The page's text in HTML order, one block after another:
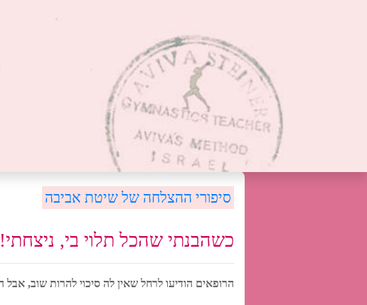
סיפורי ההצלחה של שיטת אביבה
כשהבנתי שהכל תלוי בי, ניצחתי!
הרופאים הודיעו לרחל שאין לה סיכוי להרות שוב,